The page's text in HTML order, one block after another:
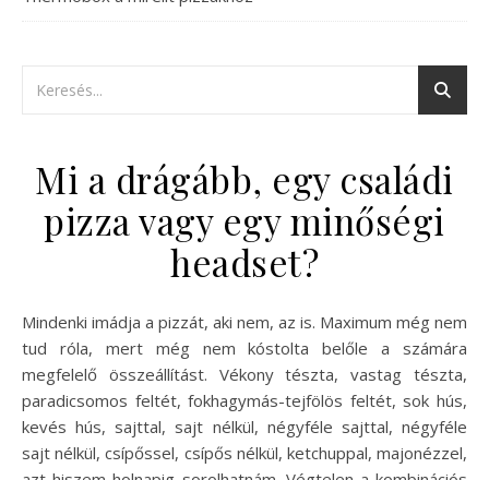
Mi a drágább, egy családi
pizza vagy egy minőségi
headset?
Mindenki imádja a pizzát, aki nem, az is. Maximum még nem
tud róla, mert még nem kóstolta belőle a számára
megfelelő összeállítást. Vékony tészta, vastag tészta,
paradicsomos feltét, fokhagymás-tejfölös feltét, sok hús,
kevés hús, sajttal, sajt nélkül, négyféle sajttal, négyféle
sajt nélkül, csípőssel, csípős nélkül, ketchuppal, majonézzel,